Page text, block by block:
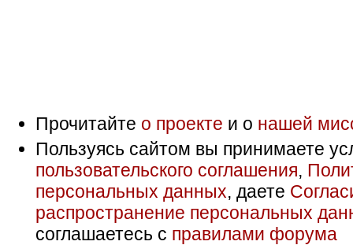
Прочитайте о проекте и о нашей
Пользуясь сайтом вы принимаете
пользовательского соглашения,
персональных данных, даете
распространение персональных
соглашаетесь с правилами форума